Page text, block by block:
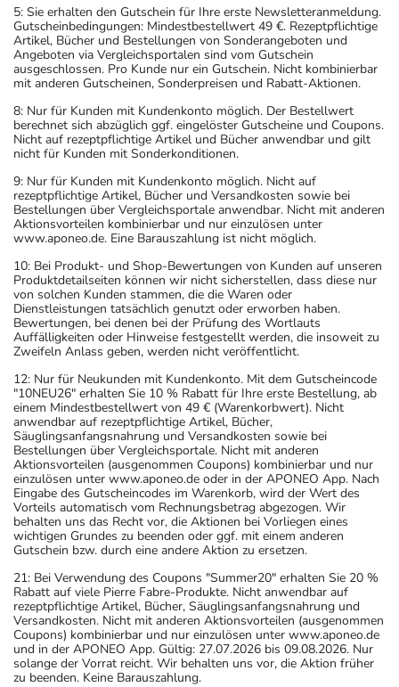
Salzhaushaltes, Nierenversagen sowie zu Störungen der
Herz- Kreislauffunktion kommen. Setzen Sie sich bei dem
Verdacht auf eine Überdosierung umgehend mit einem
Arzt in Verbindung.
Einnahme vergessen?
Setzen Sie die Einnahme zum nächsten vorgeschriebenen
Zeitpunkt ganz normal (also nicht mit der doppelten
Menge) fort.
Generell gilt: Achten Sie vor allem bei Säuglingen,
Kleinkindern und älteren Menschen auf eine
gewissenhafte Dosierung. Im Zweifelsfalle fragen Sie
Ihren Arzt oder Apotheker nach etwaigen Auswirkungen
oder Vorsichtsmaßnahmen.
Eine vom Arzt verordnete Dosierung kann von den
Angaben der Packungsbeilage abweichen. Da der Arzt sie
individuell abstimmt, sollten Sie das Arzneimittel daher
nach seinen Anweisungen anwenden.
Aufbewahrung
Wichtige Hinweise
Was sollten Sie beachten?
- Vorsicht: Das Reaktionsvermögen kann auch bei
Achten Sie vor allem darauf, wenn Sie am Straßenverkehr
teilnehmen oder Maschinen (auch im Haushalt) bedienen,
mit denen Sie sich verletzen können.
- Vorsicht: Vermeiden Sie die Einnahme von Alkohol.
- Vorsicht. Das Arzneimittel (ACE-Hemmer) kann dazu
5: Sie erhalten den Gutschein für Ihre erste Newsletteranmeldung.
Gutscheinbedingungen: Mindestbestellwert 49 €. Rezeptpflichtige
Artikel, Bücher und Bestellungen von Sonderangeboten und
Angeboten via Vergleichsportalen sind vom Gutschein
ausgeschlossen. Pro Kunde nur ein Gutschein. Nicht kombinierbar
mit anderen Gutscheinen, Sonderpreisen und Rabatt-Aktionen.
8: Nur für Kunden mit Kundenkonto möglich. Der Bestellwert
berechnet sich abzüglich ggf. eingelöster Gutscheine und Coupons.
Nicht auf rezeptpflichtige Artikel und Bücher anwendbar und gilt
nicht für Kunden mit Sonderkonditionen.
9: Nur für Kunden mit Kundenkonto möglich. Nicht auf
rezeptpflichtige Artikel, Bücher und Versandkosten sowie bei
Bestellungen über Vergleichsportale anwendbar. Nicht mit anderen
Aktionsvorteilen kombinierbar und nur einzulösen unter
www.aponeo.de. Eine Barauszahlung ist nicht möglich.
10: Bei Produkt- und Shop-Bewertungen von Kunden auf unseren
Produktdetailseiten können wir nicht sicherstellen, dass diese nur
von solchen Kunden stammen, die die Waren oder
Dienstleistungen tatsächlich genutzt oder erworben haben.
Bewertungen, bei denen bei der Prüfung des Wortlauts
Auffälligkeiten oder Hinweise festgestellt werden, die insoweit zu
Zweifeln Anlass geben, werden nicht veröffentlicht.
12: Nur für Neukunden mit Kundenkonto. Mit dem Gutscheincode
"10NEU26" erhalten Sie 10 % Rabatt für Ihre erste Bestellung, ab
einem Mindestbestellwert von 49 € (Warenkorbwert). Nicht
anwendbar auf rezeptpflichtige Artikel, Bücher,
Säuglingsanfangsnahrung und Versandkosten sowie bei
Bestellungen über Vergleichsportale. Nicht mit anderen
Aktionsvorteilen (ausgenommen Coupons) kombinierbar und nur
einzulösen unter www.aponeo.de oder in der APONEO App. Nach
Eingabe des Gutscheincodes im Warenkorb, wird der Wert des
Vorteils automatisch vom Rechnungsbetrag abgezogen. Wir
behalten uns das Recht vor, die Aktionen bei Vorliegen eines
wichtigen Grundes zu beenden oder ggf. mit einem anderen
Gutschein bzw. durch eine andere Aktion zu ersetzen.
21: Bei Verwendung des Coupons "Summer20" erhalten Sie 20 %
Rabatt auf viele Pierre Fabre-Produkte. Nicht anwendbar auf
rezeptpflichtige Artikel, Bücher, Säuglingsanfangsnahrung und
Versandkosten. Nicht mit anderen Aktionsvorteilen (ausgenommen
Coupons) kombinierbar und nur einzulösen unter www.aponeo.de
und in der APONEO App. Gültig: 27.07.2026 bis 09.08.2026. Nur
solange der Vorrat reicht. Wir behalten uns vor, die Aktion früher
zu beenden. Keine Barauszahlung.